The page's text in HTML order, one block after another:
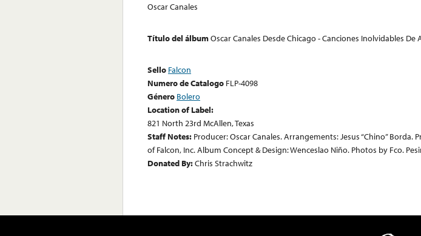
Oscar Canales
Título del álbumOscar Canales Desde Chicago - Canciones Inolvidables De
Sello Falcon
Numero de Catalogo FLP-4098
Género Bolero
Location of Label:
821 North 23rd McAllen, Texas
Staff Notes: Producer: Oscar Canales. Arrangements: Jesus “Chino” Borda.
of Falcon, Inc. Album Concept & Design: Wenceslao Niño. Photos by Fco.
Donated By:Chris Strachwitz